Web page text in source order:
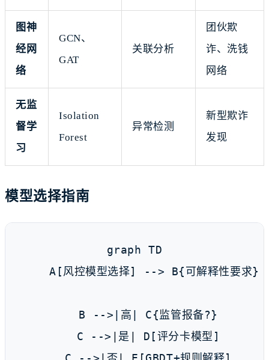
图神
经网
络
GCN、
GAT
关联分析
团伙欺
诈、洗钱
网络
无监
督学
习
Isolation
Forest
异常检测
新型欺诈
发现
模型选择指南
graph TD
    A[风控模型选择] --> B{可解释性要求}
    B -->|高| C{监管报备?}
    C -->|是| D[评分卡模型]